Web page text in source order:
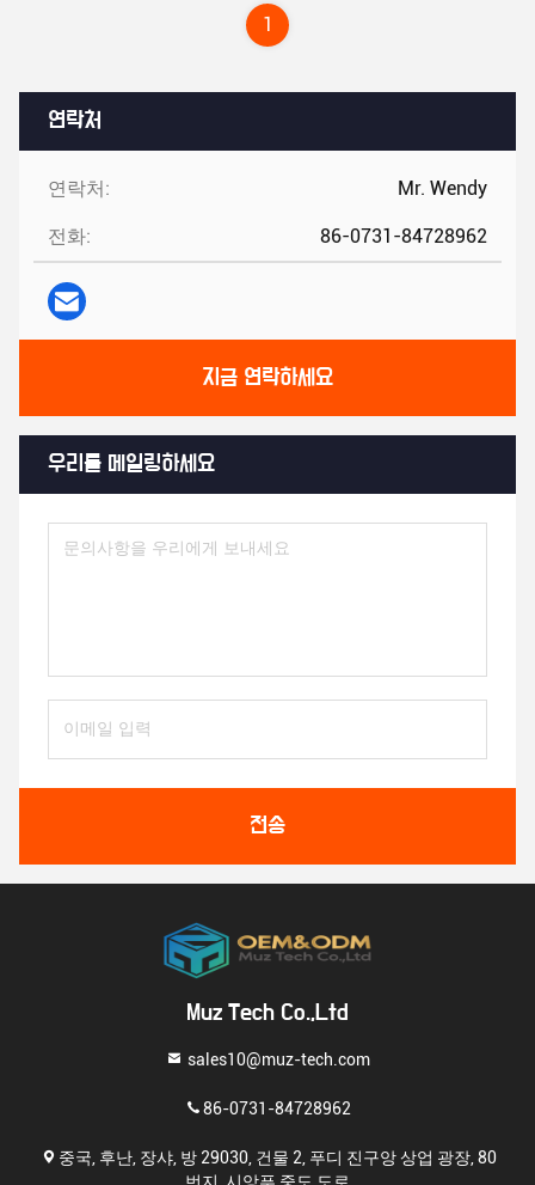
연락처
연락처: Mr. Wendy
전화: 86-0731-84728962
지금 연락하세요
우리를 메일링하세요
전송
1
Muz Tech Co.,Ltd
sales10@muz-tech.com
86-0731-84728962
중국, 후난, 장샤, 방 29030, 건물 2, 푸디 진구앙 상업 광장, 80